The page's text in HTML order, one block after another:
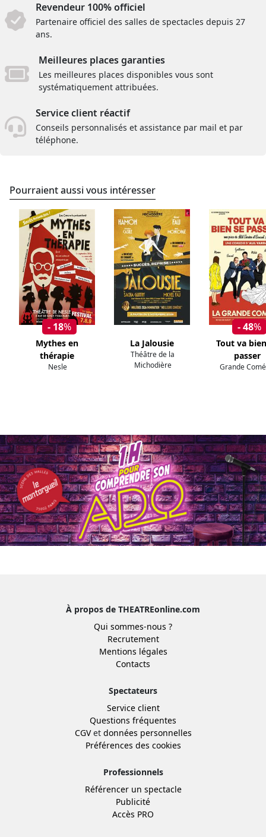
Revendeur 100% officiel
Partenaire officiel des salles de spectacles depuis 27
ans.
Meilleures places garanties
Les meilleures places disponibles vous sont
systématiquement attribuées.
Service client réactif
Conseils personnalisés et assistance par mail et par
téléphone.
Pourraient aussi vous intéresser
- 18%
Mythes en
thérapie
Nesle
La Jalousie
Théâtre de la
Michodière
- 48%
Tout va
passer
Grande
À propos de THEATREonline.com
Qui sommes-nous ?
Recrutement
Mentions légales
Contacts
Spectateurs
Service client
Questions fréquentes
CGVet données personnelles
Préférences des cookies
Professionnels
Référencer un spectacle
Publicité
Accès PRO